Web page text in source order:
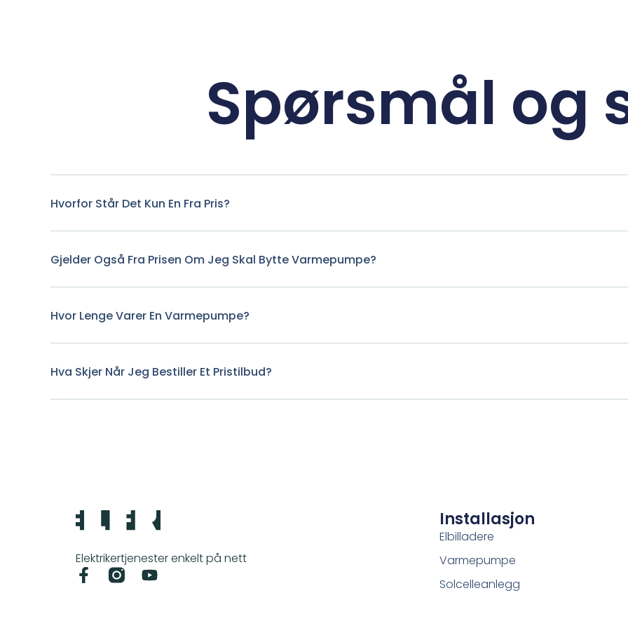
Spørsmål og
Hvorfor Står Det Kun En Fra Pris?
Gjelder Også Fra Prisen Om Jeg Skal Bytte Varmepumpe?
Hvor Lenge Varer En Varmepumpe?
Hva Skjer Når Jeg Bestiller Et Pristilbud?
Elektrikertjenester enkelt på nett
F
a
Y
Installasjon
Elbilladere
Varmepumpe
Solcelleanlegg